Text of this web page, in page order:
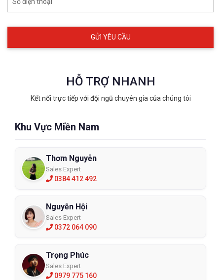
HỖ TRỢ NHANH
Kết nối trực tiếp với đội ngũ chuyên gia của chúng tôi
Khu Vực Miền Nam
Thơm Nguyễn
Sales Expert
0384 412 492
Nguyễn Hội
Sales Expert
0372 064 090
Trọng Phúc
Sales Expert
0979 775 160